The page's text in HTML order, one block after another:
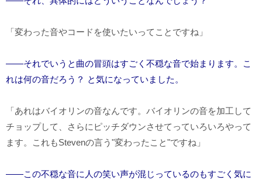
「変わった音やコードを使いたいってことですね」
――それでいうと曲の冒頭はすごく不穏な音で始まります。こ
れは何の音だろう？ と気になっていました。
「あれはバイオリンの音なんです。バイオリンの音を加工して
チョップして、さらにピッチダウンさせてっていろいろやって
ます。これもStevenの言う"変わったこと"ですね」
――この不穏な音に人の笑い声が混じっているのもすごく気に